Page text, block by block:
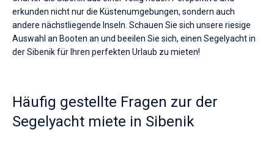
erkunden nicht nur die Küstenumgebungen, sondern auch
andere nächstliegende Inseln. Schauen Sie sich unsere riesige
Auswahl an Booten an und beeilen Sie sich, einen Segelyacht in
der Sibenik für Ihren perfekten Urlaub zu mieten!
Häufig gestellte Fragen zur der
Segelyacht miete in Sibenik